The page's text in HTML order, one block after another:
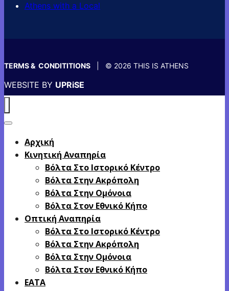
Athens with a Local
TERMS & CONDITITIONS | © 2026 THIS IS ATHENS
WEBSITE BY UPRiSE
Αρχική
Κινητική Αναπηρία
Βόλτα Στο Ιστορικό Κέντρο
Βόλτα Στην Ακρόπολη
Βόλτα Στην Ομόνοια
Βόλτα Στον Εθνικό Κήπο
Οπτική Αναπηρία
Βόλτα Στο Ιστορικό Κέντρο
Βόλτα Στην Ακρόπολη
Βόλτα Στην Ομόνοια
Βόλτα Στον Εθνικό Κήπο
EATA